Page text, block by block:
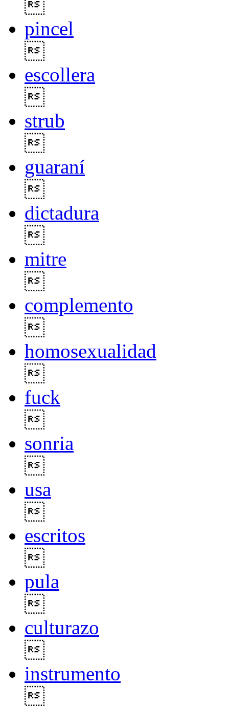
pincel
escollera
strub
guaraní
dictadura
mitre
complemento
homosexualidad
fuck
sonria
usa
escritos
pula
culturazo
instrumento